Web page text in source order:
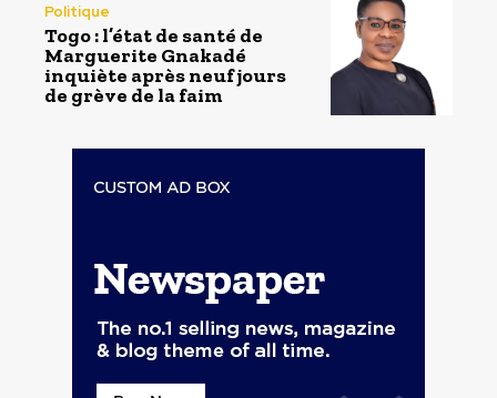
Politique
Togo : l’état de santé de
Marguerite Gnakadé
inquiète après neuf jours
de grève de la faim